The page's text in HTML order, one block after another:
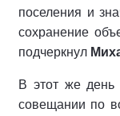
поселения и
сохранение
подчеркнул
В этот же день
совещании по